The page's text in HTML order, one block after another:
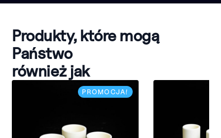
Produkty, które mogą
Państwo
również jak
PROMOCJA!